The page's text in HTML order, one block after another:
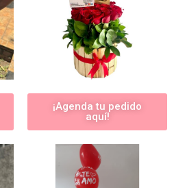
¡Agenda tu pedido
aquí!